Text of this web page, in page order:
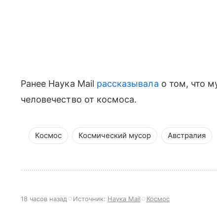
Ранее Наука Mail рассказывала о том, что
человечество от космоса.
Космос Космический мусор Австралия
18 часов назад Источник: Наука Mail Космос